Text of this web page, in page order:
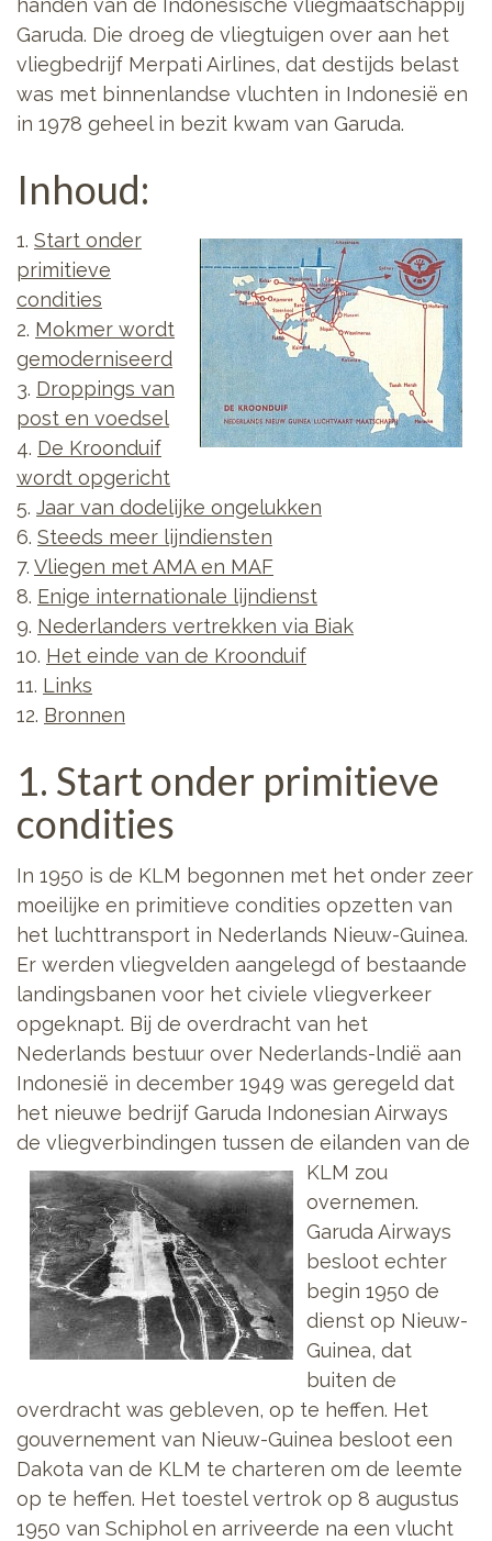
handen van de Indonesische vliegmaatschappij
Garuda. Die droeg de vliegtuigen over aan het
vliegbedrijf Merpati Airlines, dat destijds belast
was met binnenlandse vluchten in Indonesië en
in 1978 geheel in bezit kwam van Garuda.
Inhoud:
1. Start onder
primitieve
condities
2. Mokmer wordt
gemoderniseerd
3. Droppings van
post en voedsel
4. De Kroonduif
wordt opgericht
5. Jaar van dodelijke ongelukken
6. Steeds meer lijndiensten
7. Vliegen met AMA en MAF
8. Enige internationale lijndienst
9. Nederlanders vertrekken via Biak
10. Het einde van de Kroonduif
11. Links
12. Bronnen
1. Start onder primitieve
condities
In 1950 is de KLM begonnen met het onder zeer
moeilijke en primitieve condities opzetten van
het luchttransport in Nederlands Nieuw-Guinea.
Er werden vliegvelden aangelegd of bestaande
landingsbanen voor het civiele vliegverkeer
opgeknapt. Bij de overdracht van het
Nederlands bestuur over Nederlands-lndië aan
Indonesië in december 1949 was geregeld dat
het nieuwe bedrijf Garuda Indonesian Airways
de vliegverbindingen tussen de eilanden van de
KLM zou
overnemen.
Garuda Airways
besloot echter
begin 1950 de
dienst op Nieuw-
Guinea, dat
buiten de
overdracht was gebleven, op te heffen. Het
gouvernement van Nieuw-Guinea besloot een
Dakota van de KLM te charteren om de leemte
op te heffen. Het toestel vertrok op 8 augustus
1950 van Schiphol en arriveerde na een vlucht